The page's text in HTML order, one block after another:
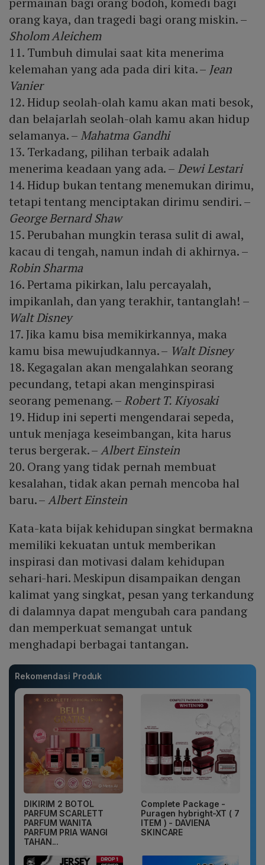
orang kaya, dan tragedi bagi orang miskin. –
Sholom Aleichem
11. Tumbuh dimulai saat kita menerima
kelemahan yang ada pada diri kita. – Jean
Vanier
12. Hidup seolah-olah kamu akan mati besok,
dan belajarlah seolah-olah kamu akan hidup
selamanya. – Mahatma Gandhi
13. Terkadang, pilihan terbaik adalah
menerima keadaan yang ada. – Dewi Lestari
14. Hidup bukan tentang menemukan dirimu,
tetapi tentang menciptakan dirimu sendiri. –
George Bernard Shaw
15. Perubahan mungkin terasa sulit di awal,
kacau di tengah, namun indah di akhirnya. –
Robin Sharma
16. Pertama pikirkan, lalu percayalah,
impikanlah, dan yang terakhir, tantanglah! –
Walt Disney
17. Jika kamu bisa memikirkannya, maka
kamu bisa mewujudkannya. – Walt Disney
18. Kegagalan akan mengalahkan seorang
pecundang, tetapi akan menginspirasi
seorang pemenang. – Robert T. Kiyosaki
19. Hidup ini seperti mengendarai sepeda,
untuk menjaga keseimbangan, kita harus
terus bergerak. –Albert Einstein
20. Orang yang tidak pernah membuat
kesalahan, tidak akan pernah mencoba hal
baru. –Albert Einstein
Kata-kata bijak kehidupan singkat bermakna
memiliki kekuatan untuk memberikan
inspirasi dan motivasi dalam kehidupan
sehari-hari. Meskipun disampaikan dengan
kalimat yang singkat, pesan yang terkandung
di dalamnya dapat mengubah cara pandang
dan memperkuat semangat untuk
menghadapi berbagai tantangan.
Rekomendasi Produk
DIKIRIM 2 BOTOL
PARFUM SCARLETT
PARFUM WANITA
PARFUM PRIA WANGI
TAHAN...
Complete Package -
Puragen hybright-XT ( 7
ITEM ) - DAVIENA
SKINCARE